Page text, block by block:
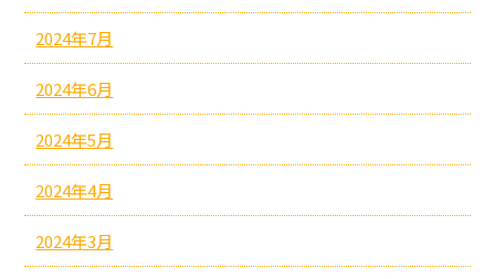
2024年7月
2024年6月
2024年5月
2024年4月
2024年3月